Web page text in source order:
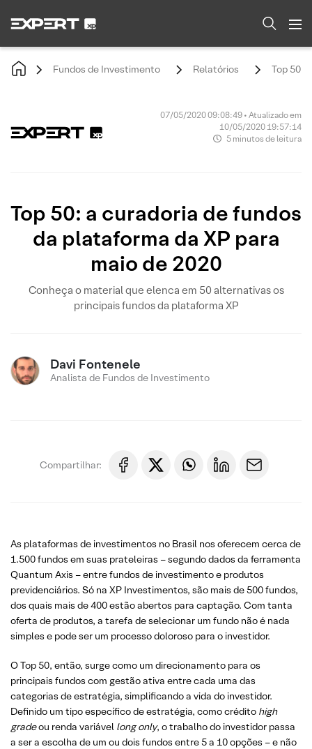
Fundos de Investimento Relatórios Top 50:
07/05/2020 09:08:49 • Atualizado em
10/05/2020 19:57:14
5 minutos de leitura
Top 50: a curadoria de fundos
da plataforma da XP para
maio de 2020
Conheça o material que elenca em 50 alternativas os
principais fundos da plataforma XP
Davi Fontenele
Analista de Fundos de Investimento
Compartilhar:
As plataformas de investimentos no Brasil nos oferecem cerca de
1.500 fundos em suas prateleiras – segundo dados da ferramenta
Quantum Axis – entre fundos de investimento e produtos
previdenciários. Só na XP Investimentos, são mais de 500 fundos,
dos quais mais de 400 estão abertos para captação. Com tanta
oferta de produtos, a tarefa de selecionar um fundo não é nada
simples e pode ser um processo doloroso para o investidor.
O Top 50, então, surge como um direcionamento para os
principais fundos com gestão ativa entre cada uma das
categorias de estratégia, simplificando a vida do investidor.
Definido um tipo específico de estratégia, como crédito high
gradeou renda variável long only, o trabalho do investidor passa
a ser a escolha de um ou dois fundos entre 5 a 10 opções – e não